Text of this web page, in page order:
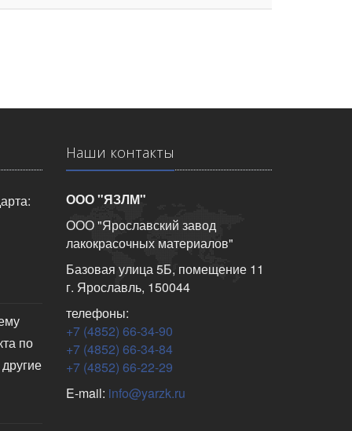
по
Наши контакты
ООО "ЯЗЛМ"
ООО "Ярославский завод
лакокрасочных материалов"
Базовая улица 5Б, помещение 11
г. Ярославль, 150044
телефоны:
+7 (4852) 66-34-90
+7 (4852) 66-34-84
+7 (4852) 66-22-29
E-mail: info@yarzk.ru